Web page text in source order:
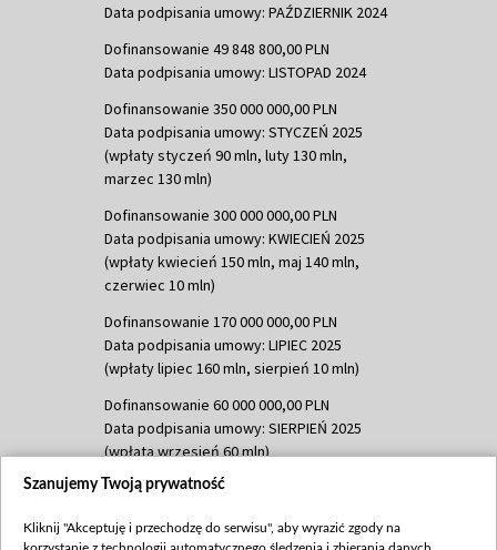
Data podpisania umowy: PAŹDZIERNIK 2024
Dofinansowanie 49 848 800,00 PLN
Data podpisania umowy: LISTOPAD 2024
Dofinansowanie 350 000 000,00 PLN
Data podpisania umowy: STYCZEŃ 2025
(wpłaty styczeń 90 mln, luty 130 mln,
marzec 130 mln)
Dofinansowanie 300 000 000,00 PLN
Data podpisania umowy: KWIECIEŃ 2025
(wpłaty kwiecień 150 mln, maj 140 mln,
czerwiec 10 mln)
Dofinansowanie 170 000 000,00 PLN
Data podpisania umowy: LIPIEC 2025
(wpłaty lipiec 160 mln, sierpień 10 mln)
Dofinansowanie 60 000 000,00 PLN
Data podpisania umowy: SIERPIEŃ 2025
(wpłata wrzesień 60 mln)
Dofinansowanie 635 783 051,21 PLN
(wpłata wrzesień 100 mln, październik 350
Szanujemy Twoją prywatność
Kliknij "Akceptuję i przechodzę do serwisu", aby wyrazić zgody na